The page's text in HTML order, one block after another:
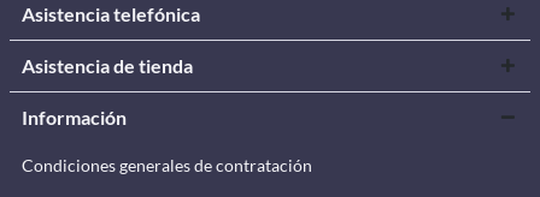
Asistencia telefónica
Asistencia de tienda
Información
Condiciones generales de contratación